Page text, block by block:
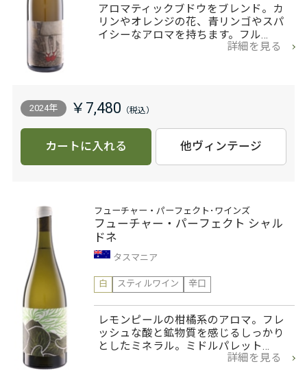
アロマティックブドウをブレンド。カ
リンやオレンジの花、青リンゴやスパ
イシーなアロマを持ちます。フル…
詳細を見る
2024年 ￥7,480
カートに入れる 他ヴィンテージ
フューチャー・パーフェクト･ワインズ
フューチャー・パーフェクト シャル
ドネ
タスマニア
白
スティルワイン 辛口
レモンピールの柑橘系のアロマ。フレ
ッシュな酸と鉱物質を感じるしっかり
としたミネラル。ミドルパレット…
詳細を見る